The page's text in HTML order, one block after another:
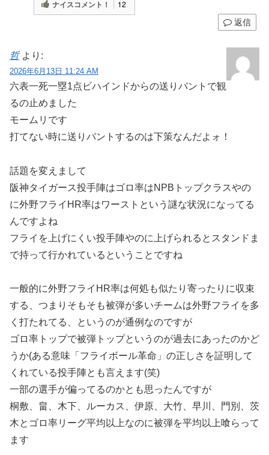
ナイスコメント！ 12
返信
哲 より:
2026年6月13日 11:24 AM
六表一死一塁1点ビハインドからの送りバントで観
るの止めました
モームリです
打てない時に送りバントするのは下策なんだよォ！
話題を変えまして
阪神タイガース投手陣はゴロ率はNPBトップクラスやの
に外野フライHR率はワーストという謎な状況になってる
んですよね
フライを上げにくい投手陣やのに上げられるとスタンドま
で持って行かれているということですね
一般的に外野フライHR率は何処も似たり寄ったりに収束
する、つまりそもそも被弾が多いチームは外野フライを多
く打たれてる、というのが通例なのですが
ゴロ率トップで被弾トップというのが過去にあったのかど
うか(ある意味「フライボール革命」の正しさを証明して
くれている投手陣とも言えます(笑)
一部の選手が偏ってるのかとも思ったんですが
桐敷、畠、木下、ルーカス、伊原、大竹、早川、門別、茨
木とゴロ率リーグ平均以上なのに被弾を平均以上喰らって
ます